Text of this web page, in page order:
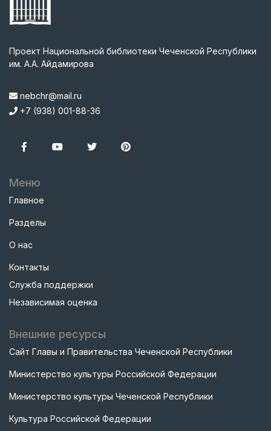
Проект Национальной библиотеки Чеченской Республики
им. А.А. Айдамирова
nebchr@mail.ru
+7 (938) 001-88-36
Меню
Главное
Разделы
О нас
Контакты
Служба поддержки
Независимая оценка
Внешние ресурсы
Сайт Главы и Правительства Чеченской Республики
Министерство культуры Российской Федерации
Министерство культуры Чеченской Республики
Культура Российской Федерации